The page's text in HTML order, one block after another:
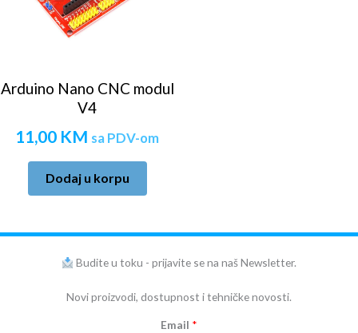
Arduino Nano CNC modul
V4
11,00 KM sa PDV-om
Dodaj u korpu
Budite u toku - prijavite se na naš Newsletter.
Novi proizvodi, dostupnost i tehničke novosti.
Email *